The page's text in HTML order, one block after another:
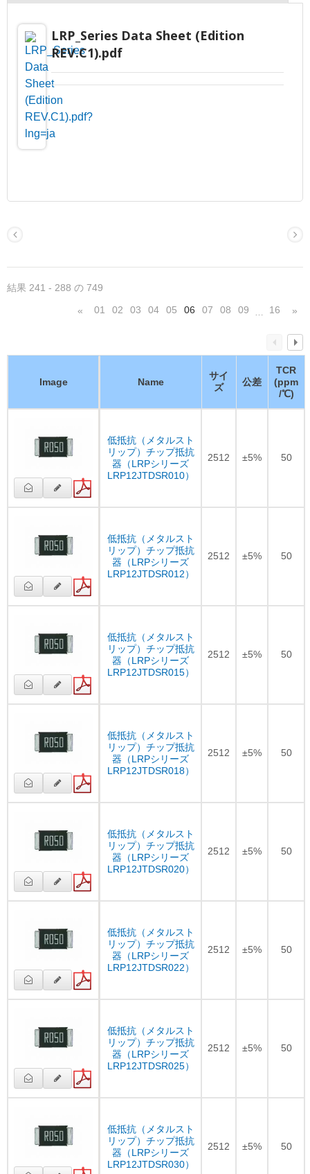
LRP_Series Data Sheet (Edition
REV.C1).pdf
結果 241 - 288 の 749
« 01 02 03 04 05 06 07 08 09 16 »
Image Name
サイ
ズ
公差
TCR
(ppm
/℃)
低抵抗（メタルスト
リップ）チップ抵抗
器（LRPシリーズ
LRP12JTDSR010）
2512 ±5% 50
低抵抗（メタルスト
リップ）チップ抵抗
器（LRPシリーズ
LRP12JTDSR012）
2512 ±5% 50
低抵抗（メタルスト
リップ）チップ抵抗
器（LRPシリーズ
LRP12JTDSR015）
2512 ±5% 50
低抵抗（メタルスト
リップ）チップ抵抗
器（LRPシリーズ
LRP12JTDSR018）
2512 ±5% 50
低抵抗（メタルスト
リップ）チップ抵抗
器（LRPシリーズ
LRP12JTDSR020）
2512 ±5% 50
低抵抗（メタルスト
リップ）チップ抵抗
器（LRPシリーズ
LRP12JTDSR022）
2512 ±5% 50
低抵抗（メタルスト
リップ）チップ抵抗
器（LRPシリーズ
LRP12JTDSR025）
2512 ±5% 50
低抵抗（メタルスト
リップ）チップ抵抗
器（LRPシリーズ
LRP12JTDSR030）
2512 ±5% 50